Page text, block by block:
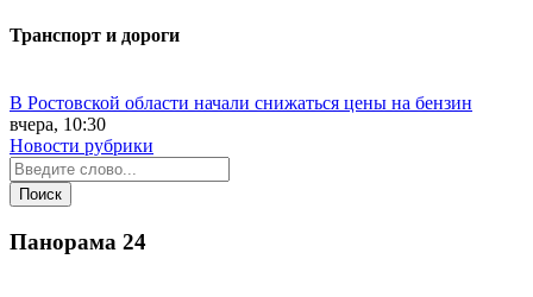
Транспорт и дороги
В Ростовской области начали снижаться цены на бензин
вчера, 10:30
Новости рубрики
Панорама 24